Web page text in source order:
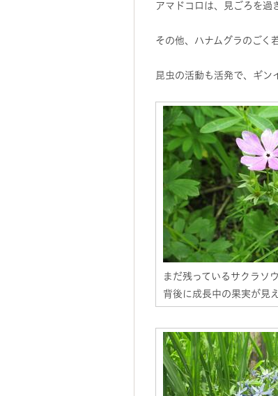
アマドコロは、見ごろを過
その他、ハナムグラのごく
昆虫の活動も活発で、ギン
まだ残っているサクラソウ
背後に成長中の果実が見